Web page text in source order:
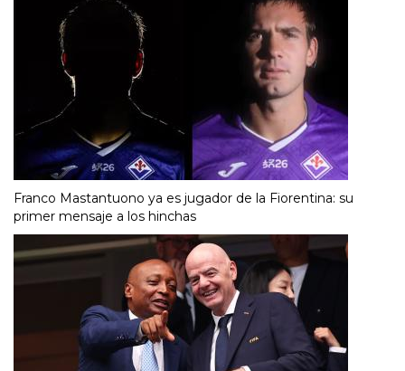
Franco Mastantuono ya es jugador de la Fiorentina: su
primer mensaje a los hinchas